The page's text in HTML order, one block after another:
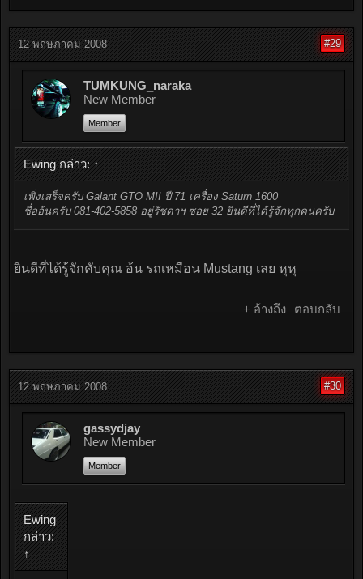
12 พฤษภาคม 2008 #29
TUMKUNG_naraka
New Member
Member
Ewing กล่าว: ↑
เพิ่งเสร็จครับ Galant GTO MII ปี 71 เครื่อง Saturn 1600
ชื่ออ้นครับ 081-402-5858 อยู่รัชดาฯ ซอย 32 ยินดีที่ได้รู้จักทุกคนครับ
ยินดีที่ได้รู้จักคับคุณ อ้น รถเหมือน Mustang เลย หุหุ
+ อ้างถึง ตอบกลับ
12 พฤษภาคม 2008 #30
gassydjay
New Member
Member
Ewing
กล่าว:
↑